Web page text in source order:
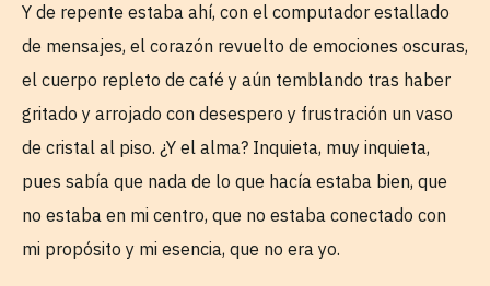
Y de repente estaba ahí, con el computador estallado
de mensajes, el corazón revuelto de emociones oscuras,
el cuerpo repleto de café y aún temblando tras haber
gritado y arrojado con desespero y frustración un vaso
de cristal al piso. ¿Y el alma? Inquieta, muy inquieta,
pues sabía que nada de lo que hacía estaba bien, que
no estaba en mi centro, que no estaba conectado con
mi propósito y mi esencia, que no era yo.